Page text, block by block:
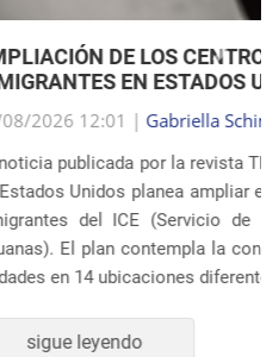
DE DETENCIÓN DE
UNIDOS
Schimpl Tebar Anunciação
TIME revela que el gobierno
el sistema de detención de
de Inmigración y Control de
construcción o ampliación de
incluye...